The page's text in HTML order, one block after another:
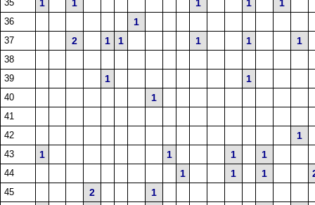
35 1 1 1 1 1
36 1
37 2 1 1 1 1 1
38
39
1 1
40 1
41
42
1
43 1 1 1 1
44 1 1 1
45 2 1